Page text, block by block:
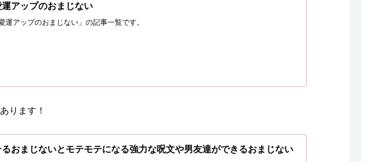
アップのおまじない
愛運アップのおまじない」の記事一覧です。
ります！
るおまじないとモテモテになる強力な呪文や男友達ができるおまじない